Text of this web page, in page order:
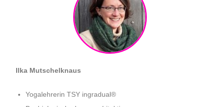
Ilka Mutschelknaus
Yogalehrerin TSY ingradual®